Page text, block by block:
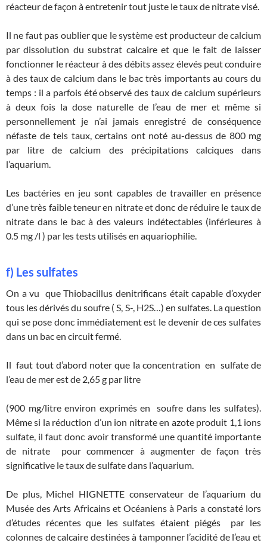
réacteur de façon à entretenir tout juste le taux de nitrate visé.
Il ne faut pas oublier que le système est producteur de calcium
par dissolution du substrat calcaire et que le fait de laisser
fonctionner le réacteur à des débits assez élevés peut conduire
à des taux de calcium dans le bac très importants au cours du
temps : il a parfois été observé des taux de calcium supérieurs
à deux fois la dose naturelle de l’eau de mer et même si
personnellement je n’ai jamais enregistré de conséquence
néfaste de tels taux, certains ont noté au-dessus de 800 mg
par litre de calcium des précipitations calciques dans
l’aquarium.
Les bactéries en jeu sont capables de travailler en présence
d’une très faible teneur en nitrate et donc de réduire le taux de
nitrate dans le bac à des valeurs indétectables (inférieures à
0.5 mg /l ) par les tests utilisés en aquariophilie.
f) Les sulfates
On a vu que Thiobacillus denitrificans était capable d’oxyder
tous les dérivés du soufre ( S, S-, H2S…) en sulfates. La question
qui se pose donc immédiatement est le devenir de ces sulfates
dans un bac en circuit fermé.
Il faut tout d’abord noter que la concentration en sulfate de
l’eau de mer est de 2,65 g par litre
(900 mg/litre environ exprimés en soufre dans les sulfates).
Même si la réduction d’un ion nitrate en azote produit 1,1 ions
sulfate, il faut donc avoir transformé une quantité importante
de nitrate pour commencer à augmenter de façon très
significative le taux de sulfate dans l’aquarium.
De plus, Michel HIGNETTE conservateur de l’aquarium du
Musée des Arts Africains et Océaniens à Paris a constaté lors
d’études récentes que les sulfates étaient piégés par les
colonnes de calcaire destinées à tamponner l’acidité de l’eau et